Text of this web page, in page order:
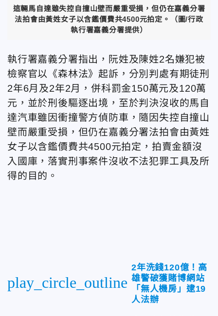
這輛馬自達雖失控自撞山壁而嚴重受損，但仍在嘉義分署
法拍會由黃姓女子以含鑑價費共4500元拍定。（圖/行政
執行署嘉義分署提供）
執行署嘉義分署指出，阮姓及陳姓2名嫌犯被
檢察官以《森林法》起訴，分別判處有期徒刑
2年6月及2年2月，併科罰金150萬元及120萬
元，並於刑後驅逐出境，至於判決沒收的馬自
達汽車雖因衝撞警方偵防車，隨因失控自撞山
壁而嚴重受損，但仍在嘉義分署法拍會由黃姓
女子以含鑑價費共4500元拍定，拍賣金額沒
入國庫，落實刑事案件沒收不法犯罪工具及所
得的目的。
play_circle_outline
2年洗錢120億！高
雄警破獲賭博網站
「無人機房」逮19
人法辦